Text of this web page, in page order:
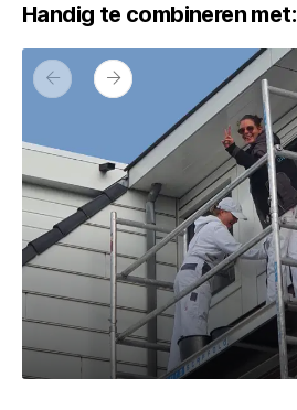
Handig te combineren met:
Vorige Volgende